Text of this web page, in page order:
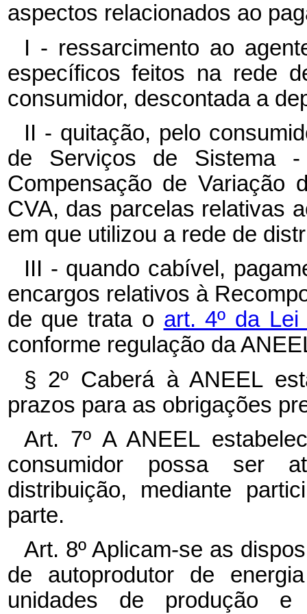
aspectos relacionados ao
I - ressarcimento ao
específicos feitos na rede
consumidor, descontada a
II - quitação, pelo
de Serviços de Sistema
Compensação de Variação
CVA, das parcelas relativas
em que utilizou a rede de
III - quando cabível,
encargos relativos à
de que trata o art. 4º da
conforme regulação da
§ 2º Caberá à ANEEL
prazos para as obrigações
Art. 7º A ANEEL
consumidor possa ser
distribuição, mediante
parte.
Art. 8º Aplicam-se as
de autoprodutor de
unidades de produção